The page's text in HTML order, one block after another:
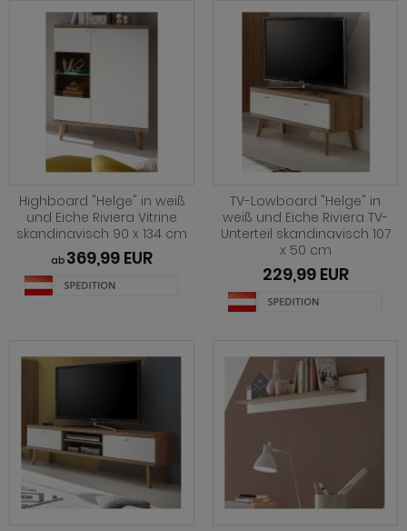
Highboard "Helge" in weiß
und Eiche Riviera Vitrine
skandinavisch 90 x 134 cm
ab 369,99 EUR
TV-Lowboard "Helge" in
weiß und Eiche Riviera TV-
Unterteil skandinavisch 107
x 50 cm
229,99 EUR